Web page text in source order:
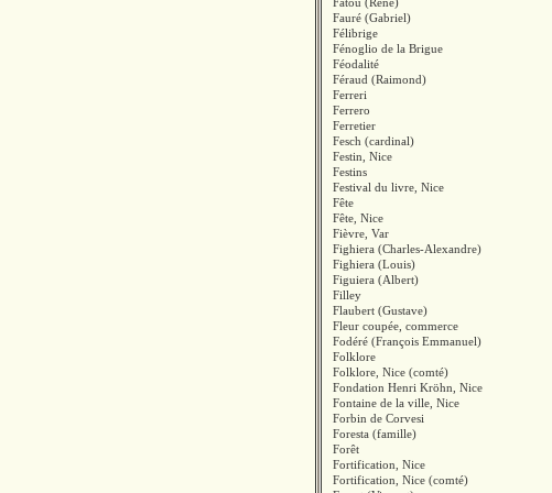
Fauré (Gabriel)
Félibrige
Fénoglio de la Brigue
Féodalité
Féraud (Raimond)
Ferreri
Ferrero
Ferretier
Fesch (cardinal)
Festin, Nice
Festins
Festival du livre, Nice
Fête
Fête, Nice
Fièvre, Var
Fighiera (Charles-Alexandre)
Fighiera (Louis)
Figuiera (Albert)
Filley
Flaubert (Gustave)
Fleur coupée, commerce
Fodéré (François Emmanuel)
Folklore
Folklore, Nice (comté)
Fondation Henri Kröhn, Nice
Fontaine de la ville, Nice
Forbin de Corvesi
Foresta (famille)
Forêt
Fortification, Nice
Fortification, Nice (comté)